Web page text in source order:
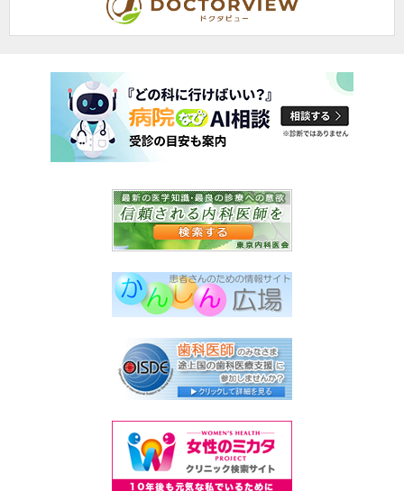
あや乳腺外科クリニック
貴院の診療内容と、検査の一般的な流れについて教えてくださ
当院は乳腺外科の女性専門クリニ
ックとして、乳がん検診をはじ
め、乳房・乳腺に関する疾患全般
の診療を行っています。女性が安
査・診察は女性医師と女性スタッ
フが対応します。例えば…
>>記事全文を読む